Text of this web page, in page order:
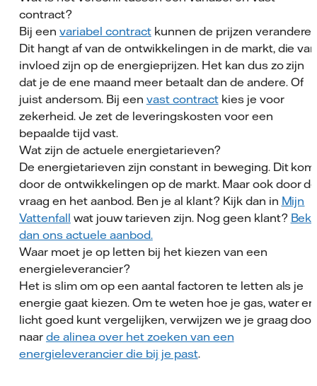
contract?
Bij een variabel contractkunnen de prijzen
Dit hangt af van de ontwikkelingen in de markt, die van
invloed zijn op de energieprijzen. Het kan dus zo zijn
dat je de ene maand meer betaalt dan de andere. Of
juist andersom. Bij een vast contractkies je voor
zekerheid. Je zet de leveringskosten voor een
bepaalde tijd vast.
Wat zijn de actuele energietarieven?
De energietarieven zijn constant in beweging. Dit
door de ontwikkelingen op de markt. Maar ook door
vraag en het aanbod. Ben je al klant? Kijk dan in Mijn
Vattenfall wat jouw tarieven zijn. Nog geen klant?
dan ons actuele aanbod.
Waar moet je op letten bij het kiezen van een
energieleverancier?
Het is slim om op een aantal factoren te letten als je
energie gaat kiezen. Om te weten hoe je gas, water en
licht goed kunt vergelijken, verwijzen we je graag door
naar de alinea over het zoeken van een
energieleverancier die bij je past.